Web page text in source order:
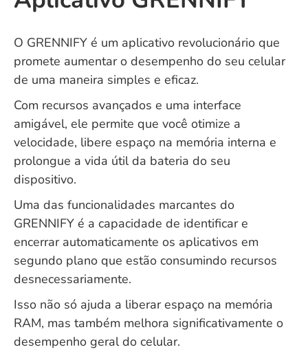
O GRENNIFY é um aplicativo revolucionário que
promete aumentar o desempenho do seu celular
de uma maneira simples e eficaz.
Com recursos avançados e uma interface
amigável, ele permite que você otimize a
velocidade, libere espaço na memória interna e
prolongue a vida útil da bateria do seu
dispositivo.
Uma das funcionalidades marcantes do
GRENNIFY é a capacidade de identificar e
encerrar automaticamente os aplicativos em
segundo plano que estão consumindo recursos
desnecessariamente.
Isso não só ajuda a liberar espaço na memória
RAM, mas também melhora significativamente o
desempenho geral do celular.